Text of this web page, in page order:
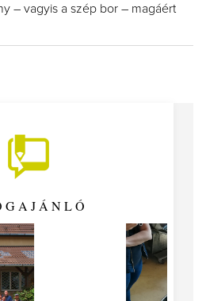
– vagyis a szép bor – magáért